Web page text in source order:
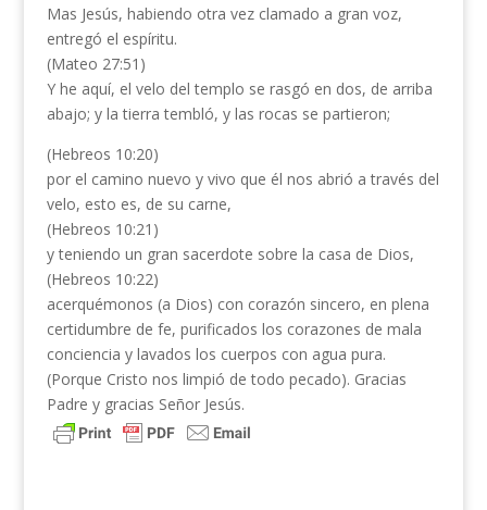
Mas Jesús, habiendo otra vez clamado a gran voz,
entregó el espíritu.
(Mateo 27:51)
Y he aquí, el velo del templo se rasgó en dos, de arriba
abajo; y la tierra tembló, y las rocas se partieron;
(Hebreos 10:20)
por el camino nuevo y vivo que él nos abrió a través del
velo, esto es, de su carne,
(Hebreos 10:21)
y teniendo un gran sacerdote sobre la casa de Dios,
(Hebreos 10:22)
acerquémonos (a Dios) con corazón sincero, en plena
certidumbre de fe, purificados los corazones de mala
conciencia y lavados los cuerpos con agua pura.
(Porque Cristo nos limpió de todo pecado). Gracias
Padre y gracias Señor Jesús.